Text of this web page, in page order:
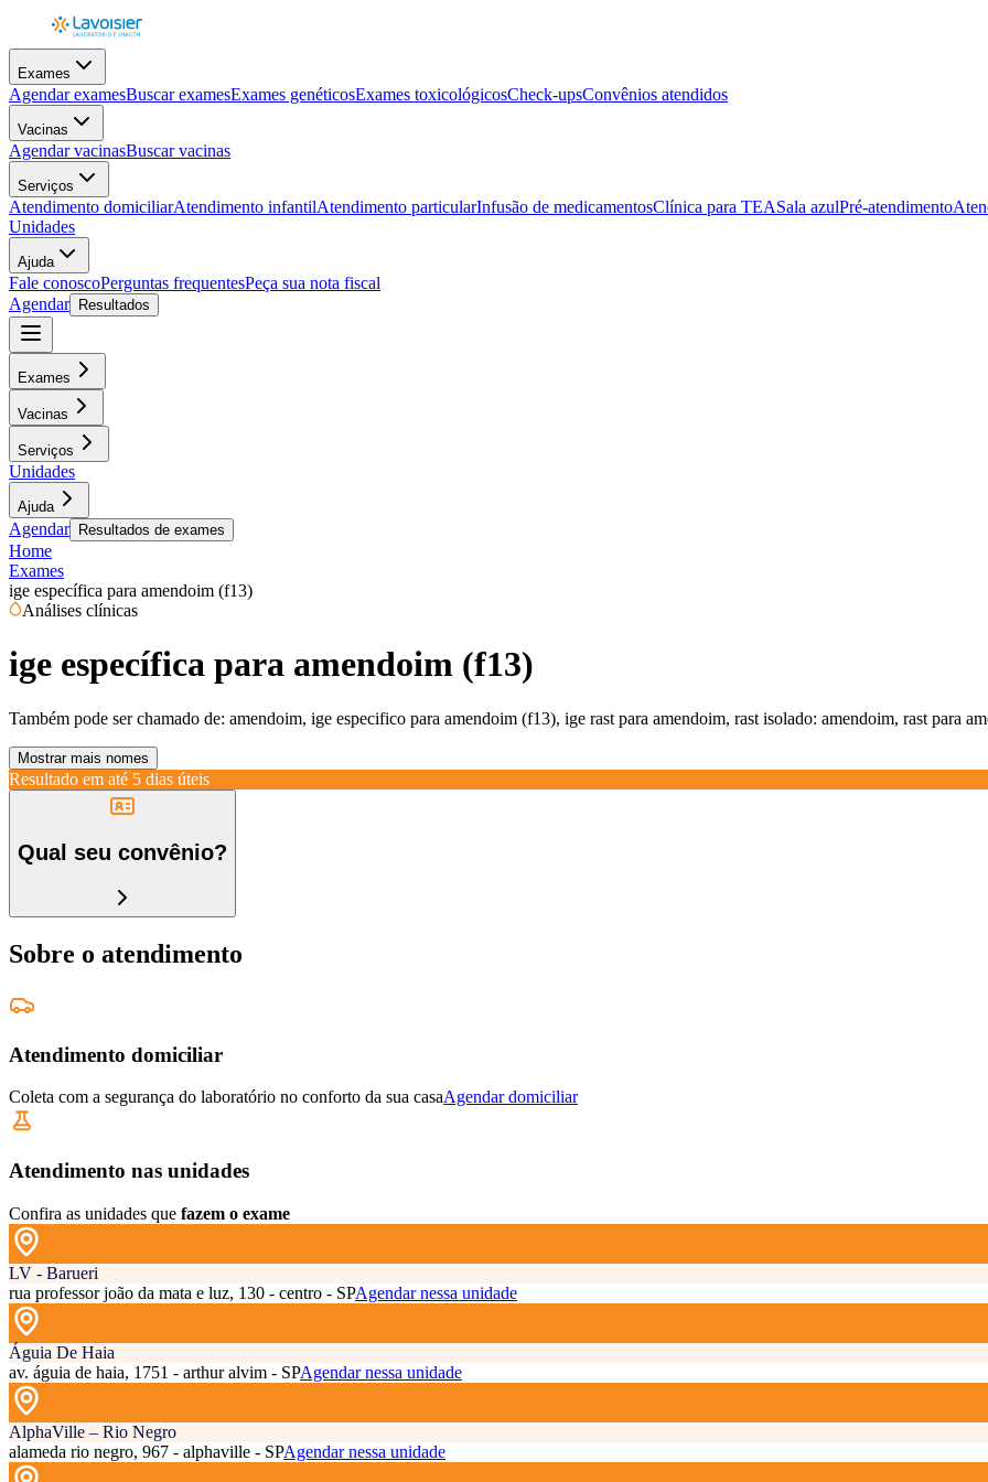
Exames
Agendar examesBuscar examesExames genéticosExames toxicológicosCheck-upsConvênios atendidos
Vacinas
Agendar vacinasBuscar vacinas
Serviços
Atendimento domiciliarAtendimento infantilAtendimento particularInfusão de medicamentosClínica para TEASala azulPré-atendimento
Unidades
Ajuda
Fale conoscoPerguntas frequentesPeça sua nota fiscal
Agendar
Resultados
Exames
Vacinas
Serviços
Unidades
Ajuda
Agendar Resultados de exames
Home
Exames
ige específica para amendoim (f13)
Análises clínicas
ige específica para amendoim (f13)
Também pode ser chamado de: amendoim, ige especifico para amendoim (f13), ige rast para amendoim, rast isolado: amendoim, rast para
Mostrar mais nomes
Resultado em até 5 dias úteis
Qual seu convênio?
Sobre o atendimento
Atendimento domiciliar
Coleta com a segurança do laboratório no conforto da sua casaAgendar domiciliar
Atendimento nas unidades
Confira as unidades que fazem o exame
LV - Barueri
rua professor joão da mata e luz, 130 - centro - SPAgendar nessa unidade
Águia De Haia
av. águia de haia, 1751 - arthur alvim - SPAgendar nessa unidade
AlphaVille – Rio Negro
alameda rio negro, 967 - alphaville - SPAgendar nessa unidade